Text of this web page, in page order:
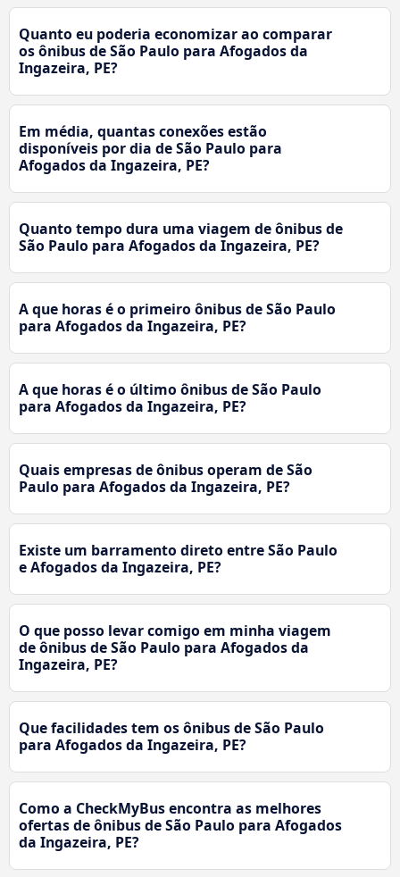
Quanto eu poderia economizar ao comparar
os ônibus de São Paulo para Afogados da
Ingazeira, PE?
Em média, quantas conexões estão
disponíveis por dia de São Paulo para
Afogados da Ingazeira, PE?
Quanto tempo dura uma viagem de ônibus de
São Paulo para Afogados da Ingazeira, PE?
A que horas é o primeiro ônibus de São Paulo
para Afogados da Ingazeira, PE?
A que horas é o último ônibus de São Paulo
para Afogados da Ingazeira, PE?
Quais empresas de ônibus operam de São
Paulo para Afogados da Ingazeira, PE?
Existe um barramento direto entre São Paulo
e Afogados da Ingazeira, PE?
O que posso levar comigo em minha viagem
de ônibus de São Paulo para Afogados da
Ingazeira, PE?
Que facilidades tem os ônibus de São Paulo
para Afogados da Ingazeira, PE?
Como a CheckMyBus encontra as melhores
ofertas de ônibus de São Paulo para Afogados
da Ingazeira, PE?